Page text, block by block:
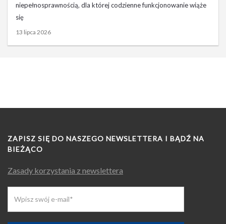
niepełnosprawnością, dla której codzienne funkcjonowanie wiąże
się
13 lipca 2026
ZAPISZ SIĘ DO NASZEGO NEWSLETTERA I BĄDŹ NA
BIEŻĄCO
Zasady korzystania z newslettera